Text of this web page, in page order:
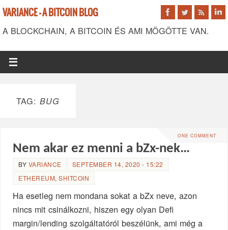
VARIANCE - A BITCOIN BLOG
A BLOCKCHAIN, A BITCOIN ÉS AMI MÖGÖTTE VAN.
TAG: BUG
ONE COMMENT
Nem akar ez menni a bZx-nek…
BY VARIANCE
SEPTEMBER 14, 2020 - 15:22
ETHEREUM,SHITCOIN
Ha esetleg nem mondana sokat a bZx neve, azon
nincs mit csinálkozni, hiszen egy olyan Defi
margin/lending szolgáltatóról beszélünk, ami még a